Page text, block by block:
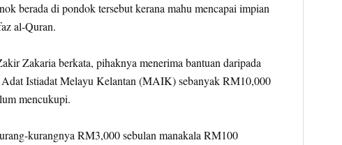
berada di pondok tersebut kerana mahu mencapai impian
al-Quran.
Zakaria berkata, pihaknya menerima bantuan daripada
Istiadat Melayu Kelantan (MAIK) sebanyak RM10,000
mencukupi.
kurangnya RM3,000 sebulan manakala RM100